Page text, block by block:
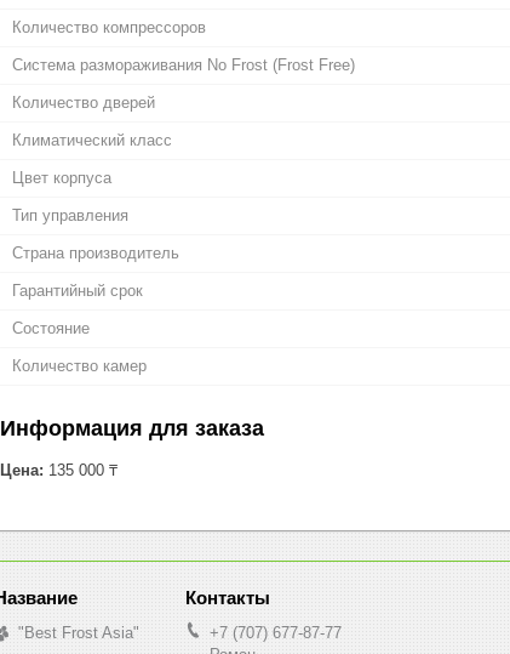
Количество компрессоров
Система размораживания No Frost (Frost Free)
Количество дверей
Климатический класс
Цвет корпуса
Тип управления
Страна производитель
Гарантийный срок
Состояние
Количество камер
Информация для заказа
Цена: 135 000 ₸
"Best Frost Asia"
+7 (707) 677-87-77